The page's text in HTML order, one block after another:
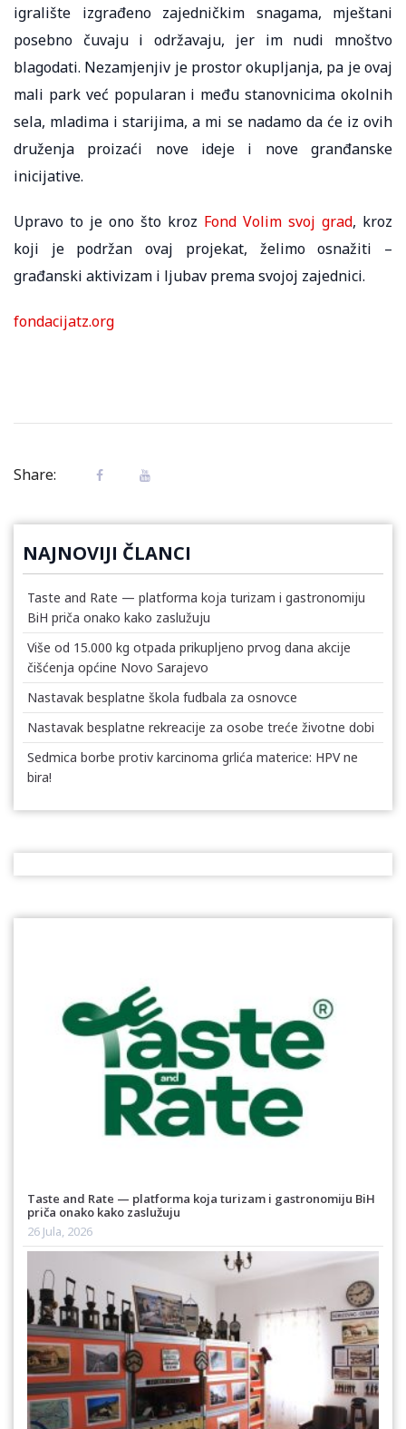
igralište izgrađeno zajedničkim snagama, mještani
posebno čuvaju i održavaju, jer im nudi mnoštvo
blagodati. Nezamjenjiv je prostor okupljanja, pa je ovaj
mali park već popularan i među stanovnicima okolnih
sela, mladima i starijima, a mi se nadamo da će iz ovih
druženja proizaći nove ideje i nove granđanske
inicijative.
Upravo to je ono što kroz Fond Volim svoj grad, kroz
koji je podržan ovaj projekat, želimo osnažiti –
građanski aktivizam i ljubav prema svojoj zajednici.
fondacijatz.org
Share:
NAJNOVIJI ČLANCI
Taste and Rate — platforma koja turizam i gastronomiju
BiH priča onako kako zaslužuju
Više od 15.000 kg otpada prikupljeno prvog dana akcije
čišćenja općine Novo Sarajevo
Nastavak besplatne škola fudbala za osnovce
Nastavak besplatne rekreacije za osobe treće životne dobi
Sedmica borbe protiv karcinoma grlića materice: HPV ne
bira!
Taste and Rate — platforma koja turizam i gastronomiju BiH
priča onako kako zaslužuju
26 Jula, 2026